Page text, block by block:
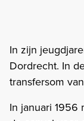
In zijn
Dordrecht. In
transfersom
In januari 1956